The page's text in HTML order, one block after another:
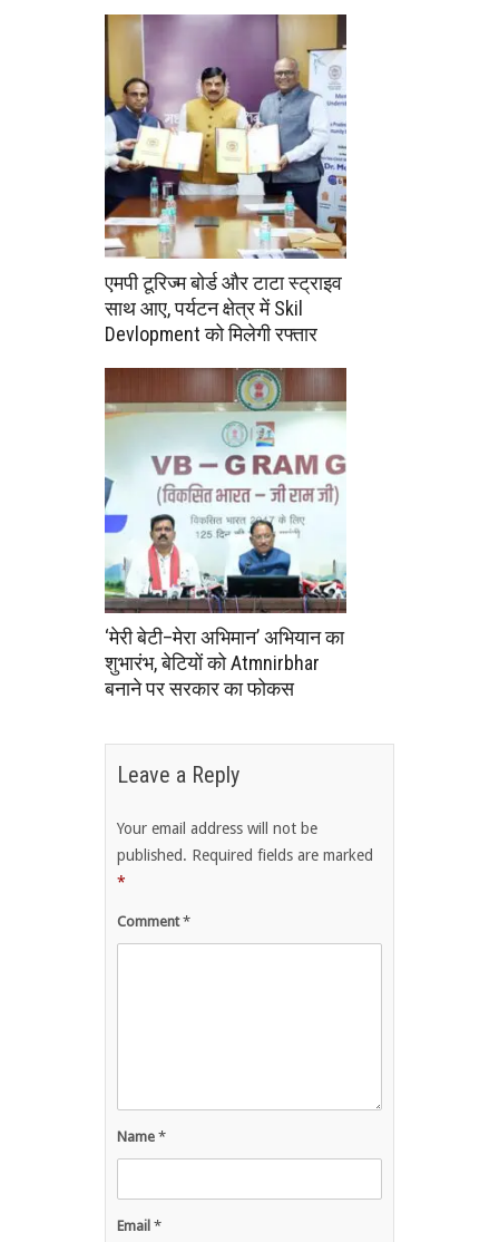
एमपी टूरिज्म बोर्ड और टाटा स्ट्राइव
साथ आए, पर्यटन क्षेत्र में Skil
Devlopment को मिलेगी रफ्तार
‘मेरी बेटी–मेरा अभिमान’ अभियान का
शुभारंभ, बेटियों को Atmnirbhar
बनाने पर सरकार का फोकस
Leave a Reply
Your email address will not be
published. Required fields are marked
*
Comment*
Name *
Email *